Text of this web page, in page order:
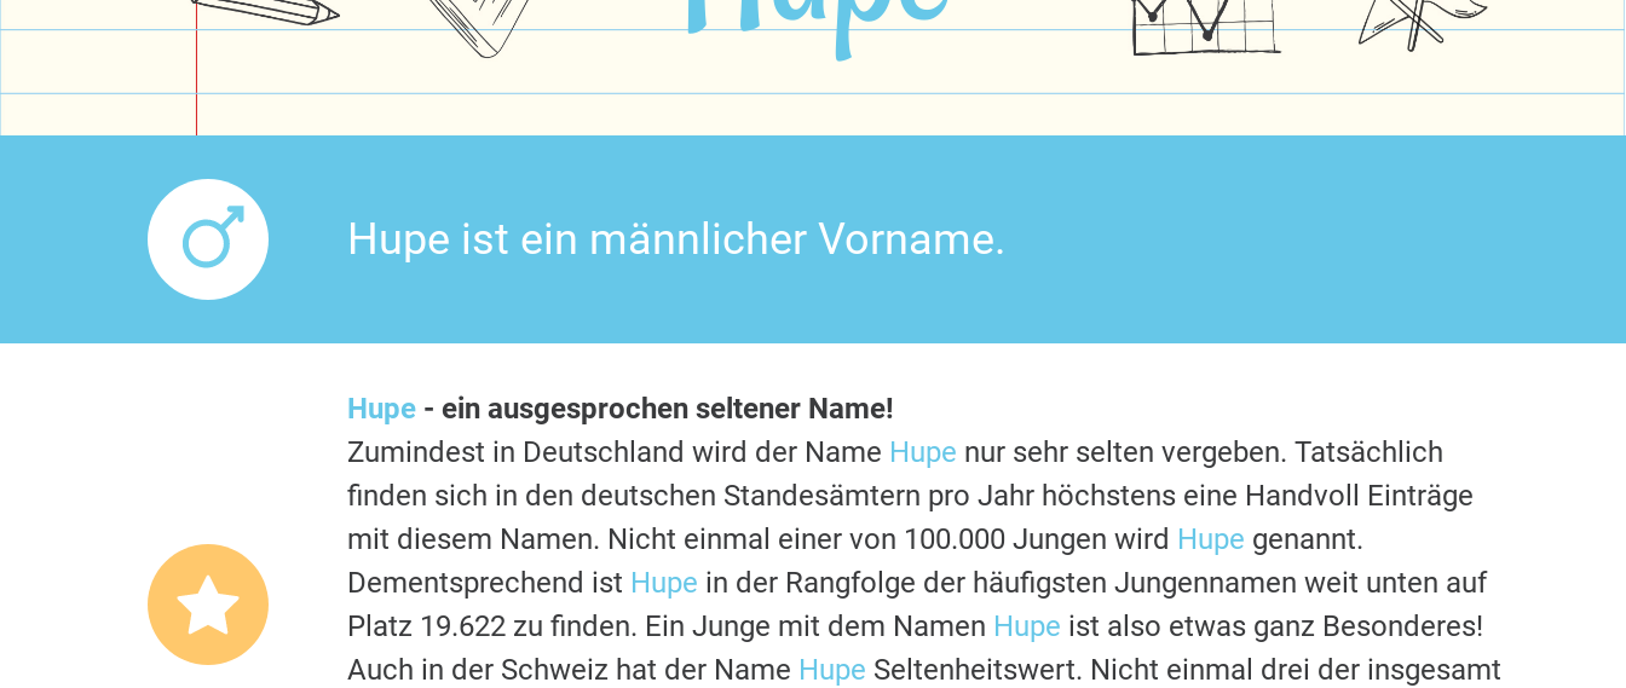
Hupe ist ein männlicher Vorname.
Hupe - ein ausgesprochen seltener Name!
Zumindest in Deutschland wird der Name Hupe nur sehr selten vergeben. Tatsächlich
finden sich in den deutschen Standesämtern pro Jahr höchstens eine Handvoll Einträge
mit diesem Namen. Nicht einmal einer von 100.000 Jungen wird Hupe genannt.
Dementsprechend ist Hupe in der Rangfolge der häufigsten Jungennamen weit unten auf
Platz 19.622 zu finden. Ein Junge mit dem Namen Hupe ist also etwas ganz Besonderes!
Auch in der Schweiz hat der Name Hupe Seltenheitswert. Nicht einmal drei der insgesamt